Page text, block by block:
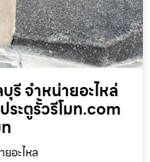
รี จำหน่ายอะไหล่
ระตูรั้วรีโมท.com
อะไหล